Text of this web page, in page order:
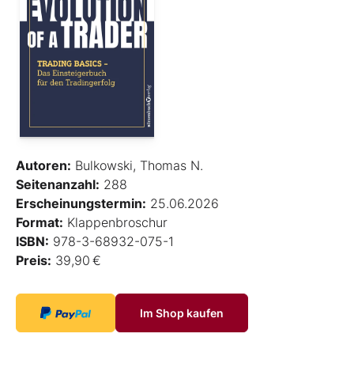
Autoren: Bulkowski, Thomas N.
Seitenanzahl: 288
Erscheinungstermin: 25.06.2026
Format: Klappenbroschur
ISBN: 978-3-68932-075-1
Preis: 39,90 €
Im Shop kaufen